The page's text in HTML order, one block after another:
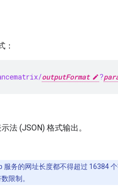
：
outputFormat ?
法 (JSON) 格式输出。
服务的网址长度都不得超过 16384
限制。